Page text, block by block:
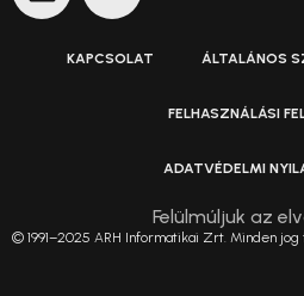
KAPCSOLAT ÁLTALÁNOS
FELHASZNÁLÁSI
ADATVÉDELMI
Felülmúljuk az
© 1991–2025 ARH Informatikai Zrt. Minden jog